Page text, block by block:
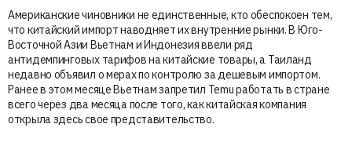
Американские чиновники не единственные, кто обеспокоен тем,
что китайский импорт наводняет их внутренние рынки. В Юго-
Восточной Азии Вьетнам и Индонезия ввели ряд
антидемпинговых тарифов на китайские товары, а Таиланд
недавно объявил о мерах по контролю за дешевым импортом.
Ранее в этом месяце Вьетнам запретил Temu работать в стране
всего через два месяца после того, как китайская компания
открыла здесь свое представительство.